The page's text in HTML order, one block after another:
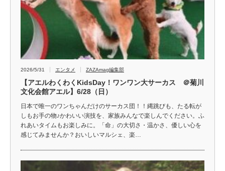
2026/5/31 エンタメ ZAZAmag編集部
【アエルわくわくKidsDay！ワンワン大サーカス ＠菊川
文化会館アエル】6/28（日）
日本で唯一のワンちゃんだけのサーカス団！！縄跳びも、たる転が
しもお手の物♪かわいい演技を、家族みんなで楽しんでください。ふ
れあいタイムもお楽しみに。「命」の大切さ・温かさ、優しい心を
感じてみませんか？おいしいマルシェ、楽…